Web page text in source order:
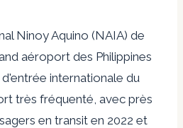
Ninoy Aquino (NAIA) de
aéroport des Philippines
internationale du
très fréquenté, avec près
en transit en 2022 et